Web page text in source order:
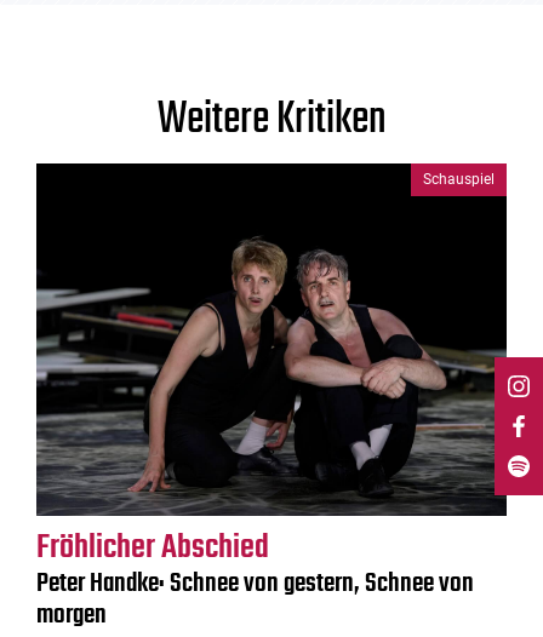
Weitere Kritiken
Schauspiel
Fröhlicher Abschied
Peter Handke: Schnee von gestern, Schnee von
morgen